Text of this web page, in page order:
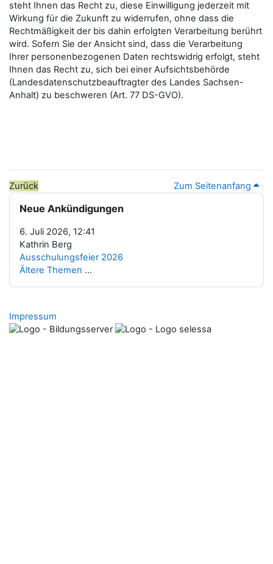
steht Ihnen das Recht zu, diese Einwilligung jederzeit mit
Wirkung für die Zukunft zu widerrufen, ohne dass die
Rechtmäßigkeit der bis dahin erfolgten Verarbeitung berührt
wird. Sofern Sie der Ansicht sind, dass die Verarbeitung
Ihrer personenbezogenen Daten rechtswidrig erfolgt, steht
Ihnen das Recht zu, sich bei einer Aufsichtsbehörde
(Landesdatenschutzbeauftragter des Landes Sachsen-
Anhalt) zu beschweren (Art. 77 DS-GVO).
Zurück Zum Seitenanfang
Blöcke
Neue Ankündigungen überspringen
Neue Ankündigungen
6. Juli 2026, 12:41
Kathrin Berg
Ausschulungsfeier 2026
Ältere Themen ...
Impressum